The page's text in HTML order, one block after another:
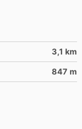
3,1 km
847 m